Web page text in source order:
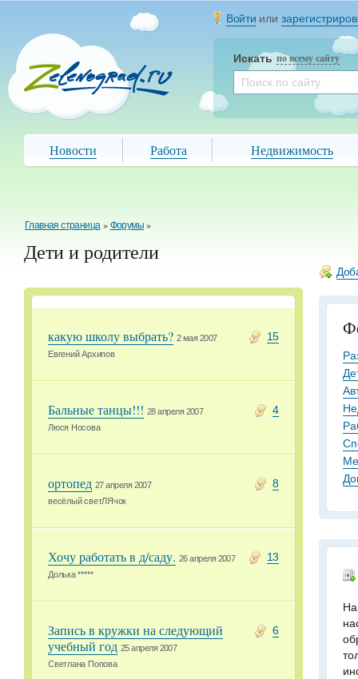
Войти или
Искать по всему сайту
Новости Работа Недвижимость
Главная страница »Форумы»
Дети и родители
15
какую школу выбрать? 2 мая 2007
Евгений Архипов
4
Бальные танцы!!! 28 апреля 2007
Люся Носова
8
ортопед 27 апреля 2007
весёлый светЛЯчок
13
Хочу работать в д/саду. 26 апреля 2007
Долька *****
6
Запись в кружки на следующий
учебный год 25 апреля 2007
Светлана Попова